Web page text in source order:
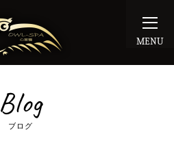
MENU
Blog
ブログ